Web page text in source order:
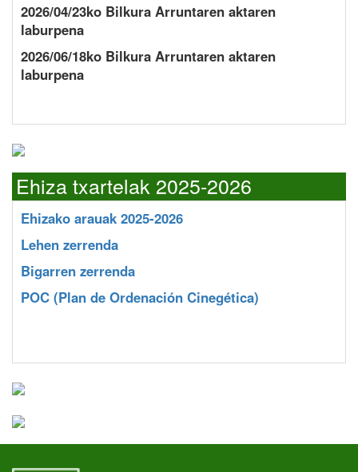
2026/04/23ko Bilkura Arruntaren aktaren
laburpena
2026/06/18ko Bilkura Arruntaren aktaren
laburpena
Ehiza txartelak 2025-2026
Ehizako arauak 2025-2026
Lehen zerrenda
Bigarren zerrenda
POC (Plan de Ordenación Cinegética)